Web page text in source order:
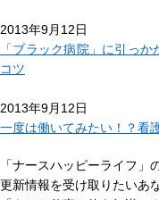
2013年9月12日
「ブラック病院」に引っ
コツ
2013年9月12日
一度は働いてみたい！？看
「ナースハッピーライフ」
更新情報を受け取りたいあ